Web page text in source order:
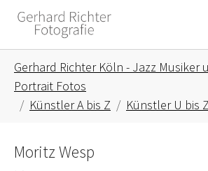
Skip to main content
Skip to page footer
Gerhard Richter Köln - Jazz Musiker
Portrait Fotos
Künstler A bis Z
Künstler U bis Z
Moritz Wesp